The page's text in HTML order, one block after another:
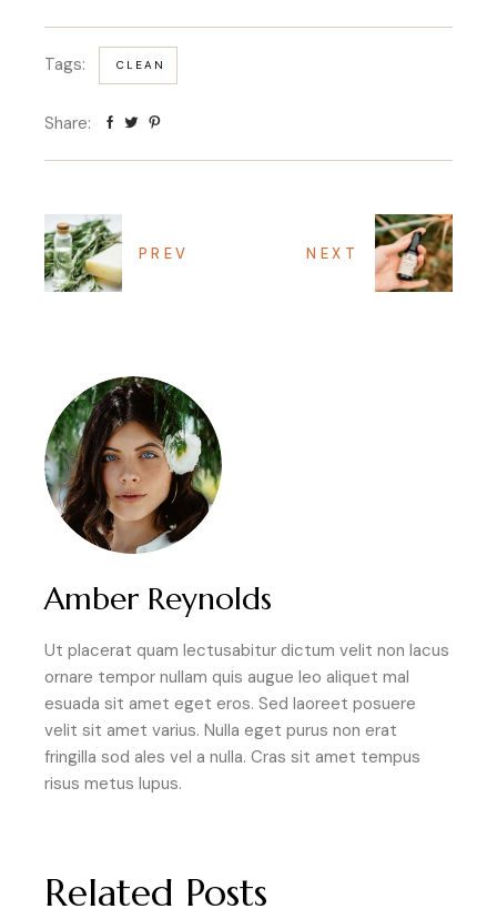
Tags: CLEAN
Share:
PREV NEXT
Amber Reynolds
Ut placerat quam lectusabitur dictum velit non lacus
ornare tempor nullam quis augue leo aliquet mal
esuada sit amet eget eros. Sed laoreet posuere
velit sit amet varius. Nulla eget purus non erat
fringilla sod ales vel a nulla. Cras sit amet tempus
risus metus lupus.
Related Posts